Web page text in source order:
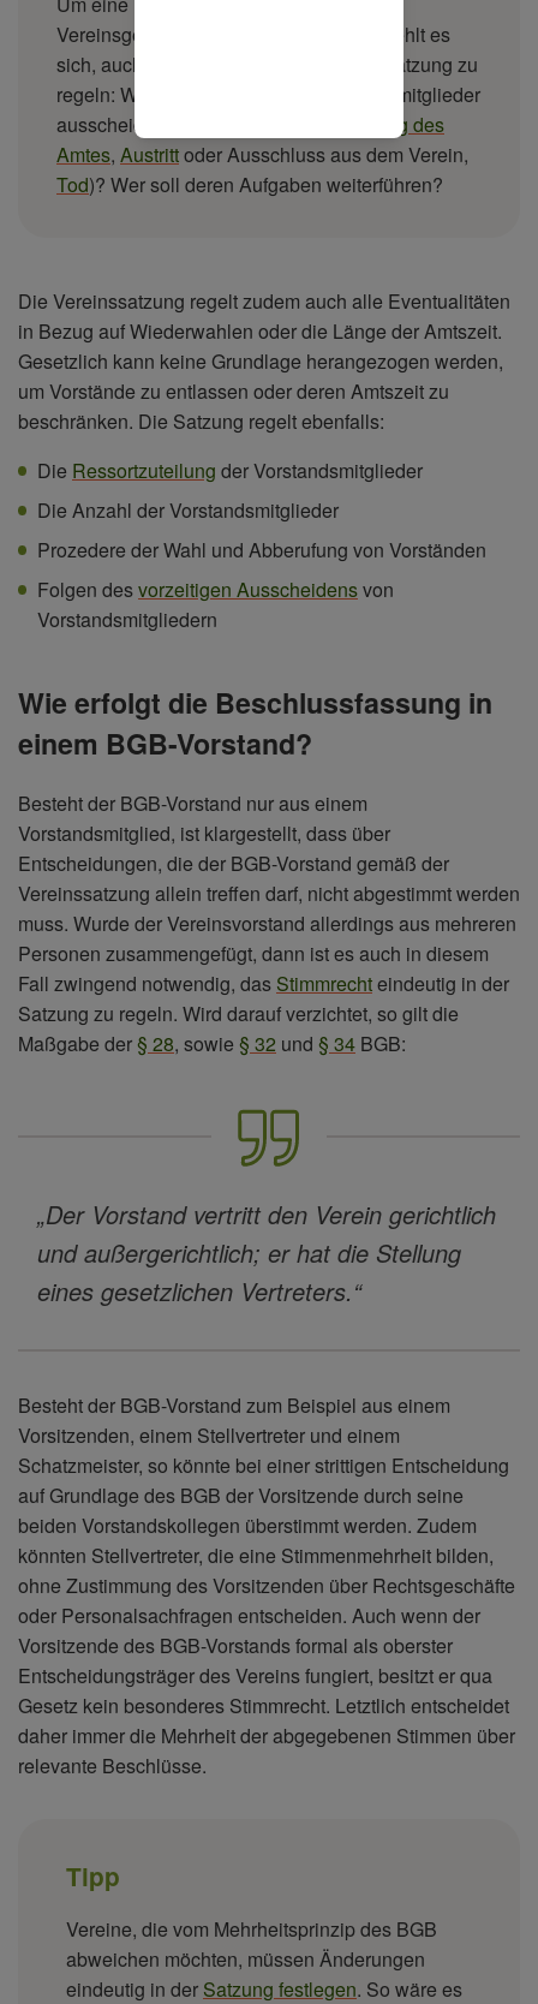
Vereinsgeschäfte sicherzustellen, empfiehlt es
sich, auch den folgenden Punkt in der Satzung zu
regeln: Was soll gelten, wenn Vorstandsmitglieder
ausscheiden (zum Beispiel
Niederlegung des
Amtes, Austrittoder Ausschluss aus dem Verein,
Tod)? Wer soll deren Aufgaben weiterführen?
Die Vereinssatzung regelt zudem auch alle Eventualitäten
in Bezug auf Wiederwahlen oder die Länge der Amtszeit.
Gesetzlich kann keine Grundlage herangezogen werden,
um Vorstände zu entlassen oder deren Amtszeit zu
beschränken. Die Satzung regelt ebenfalls:
Die Ressortzuteilung der Vorstandsmitglieder
Die Anzahl der Vorstandsmitglieder
Prozedere der Wahl und Abberufung von Vorständen
Folgen desvorzeitigen Ausscheidensvon
Vorstandsmitgliedern
Wie erfolgt die Beschlussfassung in
einem BGB-Vorstand?
Besteht der BGB-Vorstand nur aus einem
Vorstandsmitglied, ist klargestellt, dass über
Entscheidungen, die der BGB-Vorstand gemäß der
Vereinssatzung allein treffen darf, nicht abgestimmt werden
muss. Wurde der Vereinsvorstand allerdings aus mehreren
Personen zusammengefügt, dann ist es auch in diesem
Fall zwingend notwendig, das Stimmrechteindeutig in der
Satzung zu regeln. Wird darauf verzichtet, so gilt die
Maßgabe der§ 28, sowie § 32 und § 34 BGB:
„Der Vorstand vertritt den Verein gerichtlich
und außergerichtlich; er hat die Stellung
eines gesetzlichen Vertreters.“
Besteht der BGB-Vorstand zum Beispiel aus einem
Vorsitzenden, einem Stellvertreter und einem
Schatzmeister, so könnte bei einer strittigen Entscheidung
auf Grundlage des BGB der Vorsitzende durch seine
beiden Vorstandskollegen überstimmt werden. Zudem
könnten Stellvertreter, die eine Stimmenmehrheit bilden,
ohne Zustimmung des Vorsitzenden über Rechtsgeschäfte
oder Personalsachfragen entscheiden. Auch wenn der
Vorsitzende des BGB-Vorstands formal als oberster
Entscheidungsträger des Vereins fungiert, besitzt er qua
Gesetz kein besonderes Stimmrecht. Letztlich entscheidet
daher immer die Mehrheit der abgegebenen Stimmen über
relevante Beschlüsse.
Tipp
Vereine, die vom Mehrheitsprinzip des BGB
abweichen möchten, müssen Änderungen
eindeutig in der Satzung festlegen. So wäre es